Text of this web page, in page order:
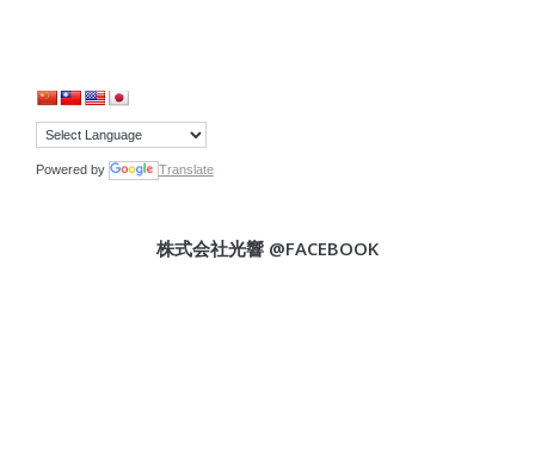
Powered by Translate
株式会社光響 @FACEBOOK